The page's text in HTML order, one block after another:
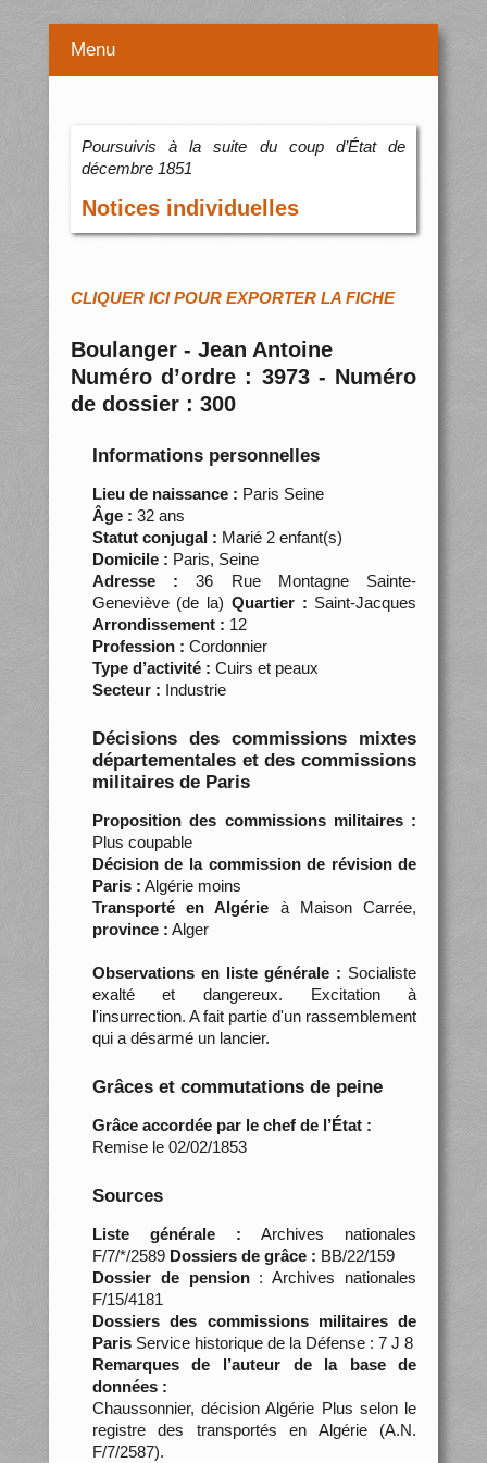
Menu
Poursuivis à la suite du coup d’État de
décembre 1851
Notices individuelles
CLIQUER ICI POUR EXPORTER LA FICHE
Boulanger - Jean Antoine
Numéro d’ordre : 3973 - Numéro
de dossier : 300
Informations personnelles
Lieu de naissance : Paris Seine
Âge : 32 ans
Statut conjugal : Marié 2 enfant(s)
Domicile : Paris, Seine
Adresse : 36 Rue Montagne Sainte-
Geneviève (de la) Quartier : Saint-Jacques
Arrondissement : 12
Profession : Cordonnier
Type d’activité : Cuirs et peaux
Secteur : Industrie
Décisions des commissions mixtes
départementales et des commissions
militaires de Paris
Proposition des commissions militaires :
Plus coupable
Décision de la commission de révision de
Paris : Algérie moins
Transporté en Algérie à Maison Carrée,
province : Alger
Observations en liste générale : Socialiste
exalté et dangereux. Excitation à
l'insurrection. A fait partie d'un rassemblement
qui a désarmé un lancier.
Grâces et commutations de peine
Grâce accordée par le chef de l’État :
Remise le 02/02/1853
Sources
Liste générale : Archives nationales
F/7/*/2589 Dossiers de grâce : BB/22/159
Dossier de pension: Archives nationales
F/15/4181
Dossiers des commissions militaires de
ParisService historique de la Défense : 7 J 8
Remarques de l’auteur de la base de
données :
Chaussonnier, décision Algérie Plus selon le
registre des transportés en Algérie (A.N.
F/7/2587).